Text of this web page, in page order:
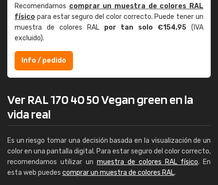
Recomendamos comprar un muestra de colores RAL
físico para estar seguro del color correcto. Puede tener un
muestra de colores RAL por tan solo €154,95 (IVA
excluido).
Info / pedido
Ver RAL 170 40 50 Vegan green en la
vida real
Es un riesgo tomar una decisión basada en la visualización de un
color en una pantalla digital. Para estar seguro del color correcto,
recomendamos utilizar un muestra de colores RAL físico. En
esta web puedes comprar un muestra de colores RAL.